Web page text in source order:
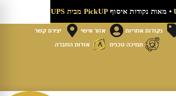
עםUPS• מאות נקודות איסוףPickUP מבית UPS
נקודות אחריות אזור אישי
יצירת קשר
תמיכה טכנית
אודות החברה